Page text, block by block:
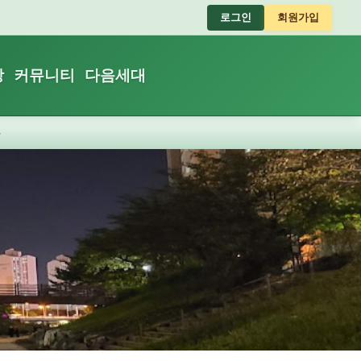
로그인 회원가입
커뮤니티 다음세대